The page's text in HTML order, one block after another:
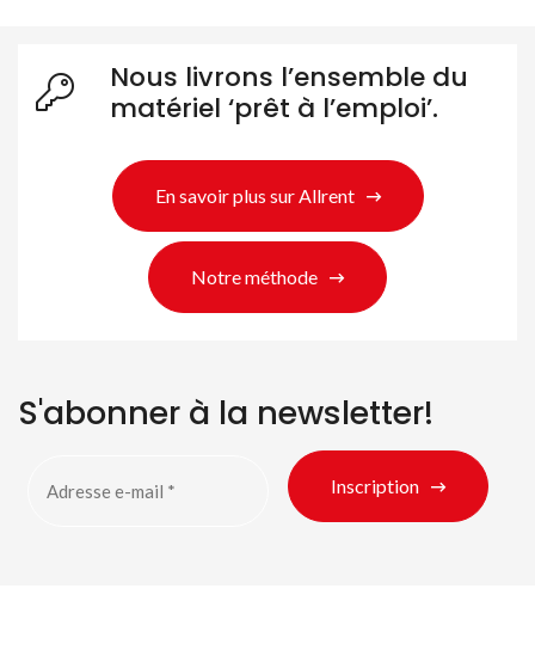
Nous livrons l’ensemble du
matériel ‘prêt à l’emploi’.
En savoir plus sur Allrent
Notre méthode
S'abonner à la newsletter!
Inscription